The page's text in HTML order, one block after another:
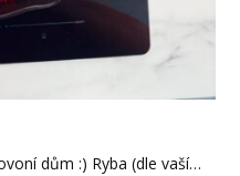
dům :) Ryba (dle vaší…